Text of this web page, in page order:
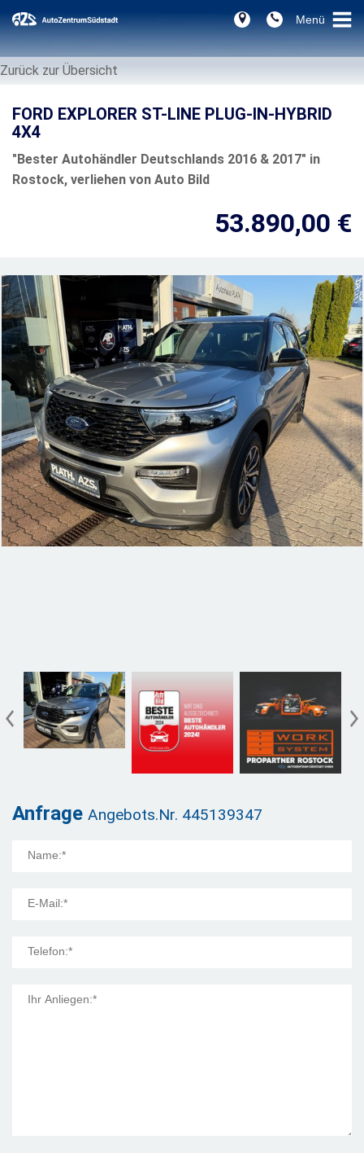
Zurück zur Übersicht
FORD EXPLORER ST-LINE PLUG-IN-HYBRID
4X4
"Bester Autohändler Deutschlands 2016 & 2017" in
Rostock, verliehen von Auto Bild
53.890,00 €
Anfrage Angebots.Nr. 445139347